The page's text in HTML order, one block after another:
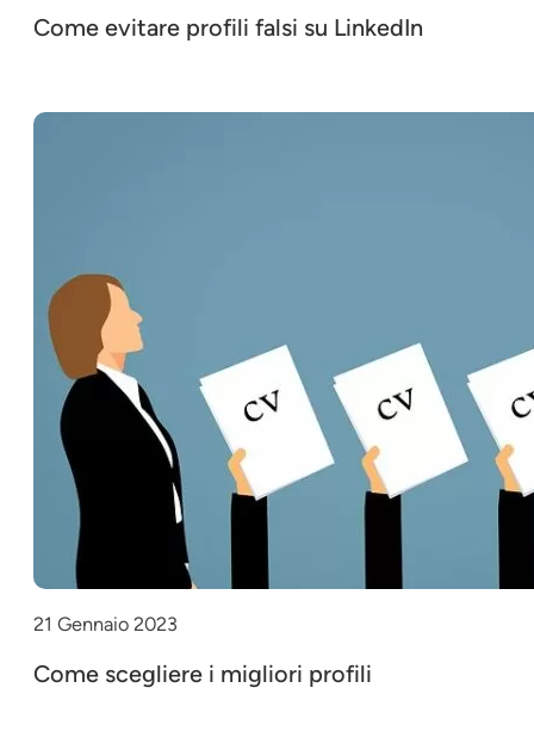
Come evitare profili falsi su LinkedIn
21 Gennaio 2023
Come scegliere i migliori profili